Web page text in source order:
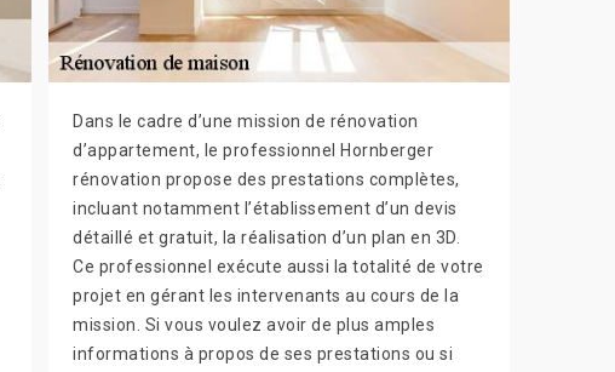
Dans le cadre d’une mission de rénovation
d’appartement, le professionnel Hornberger
rénovation propose des prestations complètes,
incluant notamment l’établissement d’un devis
détaillé et gratuit, la réalisation d’un plan en 3D.
Ce professionnel exécute aussi la totalité de votre
projet en gérant les intervenants au cours de la
mission. Si vous voulez avoir de plus amples
informations à propos de ses prestations ou si